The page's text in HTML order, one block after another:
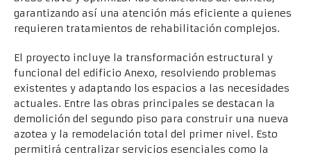
garantizando así una atención más eficiente a quienes
requieren tratamientos de rehabilitación complejos.
El proyecto incluye la transformación estructural y
funcional del edificio Anexo, resolviendo problemas
existentes y adaptando los espacios a las necesidades
actuales. Entre las obras principales se destacan la
demolición del segundo piso para construir una nueva
azotea y la remodelación total del primer nivel. Esto
permitirá centralizar servicios esenciales como la